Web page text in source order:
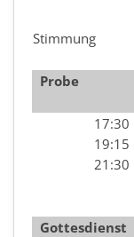
Stimmung
Probe
17:30
19:15
21:30
Gottesdienst